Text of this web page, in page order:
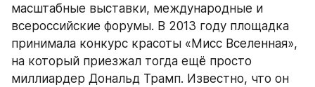
масштабные выставки, международные и
всероссийские форумы. В 2013 году площадка
принимала конкурс красоты «Мисс Вселенная»,
на который приезжал тогда ещё просто
миллиардер Дональд Трамп. Известно, что он